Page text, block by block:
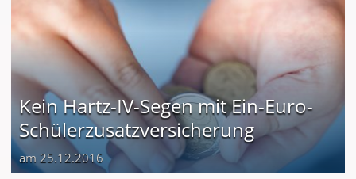
Kein Hartz-IV-Segen mit Ein-Euro-
Schülerzusatzversicherung
am 25.12.2016